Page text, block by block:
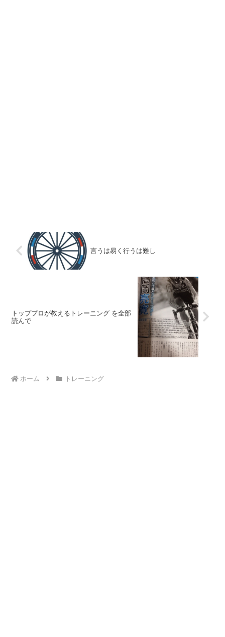
言うは易く行うは難し
トッププロが教えるトレーニング を全部
読んで
ホーム トレーニング